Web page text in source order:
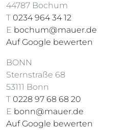
44787 Bochum
T 0234 964 34 12
E bochum@mauer.de
Auf Google bewerten
BONN
Sternstraße 68
53111 Bonn
T 0228 97 68 68 20
E bonn@mauer.de
Auf Google bewerten